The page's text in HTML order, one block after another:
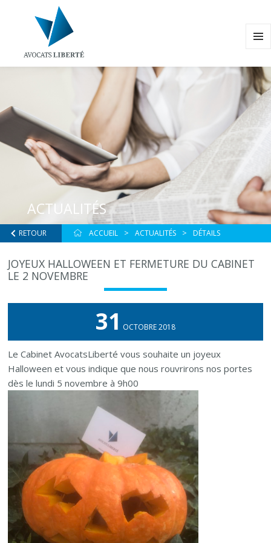
ACTUALITÉS
RETOUR ACCUEIL ACTUALITÉS DÉTAILS
JOYEUX HALLOWEEN ET FERMETURE DU CABINET
LE 2 NOVEMBRE
31 OCTOBRE 2018
Le Cabinet AvocatsLiberté vous souhaite un joyeux
Halloween et vous indique que nous rouvrirons nos portes
dès le lundi 5 novembre à 9h00